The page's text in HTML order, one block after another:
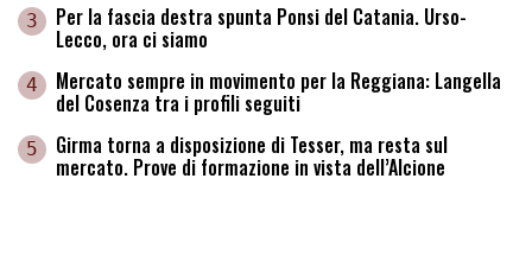
3 Per la fascia destra spunta Ponsi del Catania. Urso-
Lecco, ora ci siamo
4 Mercato sempre in movimento per la Reggiana: Langella
del Cosenza tra i profili seguiti
5 Girma torna a disposizione di Tesser, ma resta sul
mercato. Prove di formazione in vista dell’Alcione